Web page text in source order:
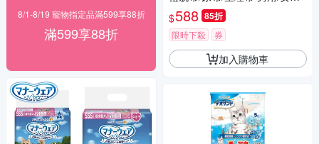
8/1-8/19 寵物指定品滿599享88折
滿599享88折
2包
$588 85折
限時下殺 券
加入購物車